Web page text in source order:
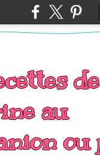
de
au
ou